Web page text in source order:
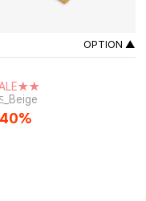
OPTION ▲
_Beige
40%